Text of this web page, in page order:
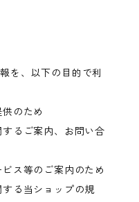
を、以下の目的で利
のため
するご案内、お問い合
ス等のご案内のため
する当ショップの規